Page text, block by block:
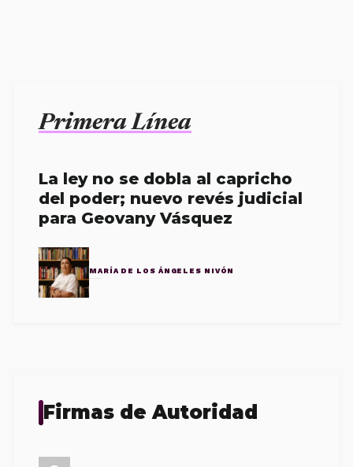
Primera Línea
La ley no se dobla al capricho
del poder; nuevo revés judicial
para Geovany Vásquez
MARÍA DE LOS ÁNGELES NIVÓN
Firmas de Autoridad